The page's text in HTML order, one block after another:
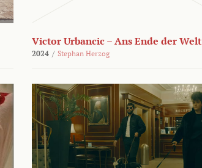
Victor Urbancic – Ans Ende der Welt
2024 / Stephan Herzog